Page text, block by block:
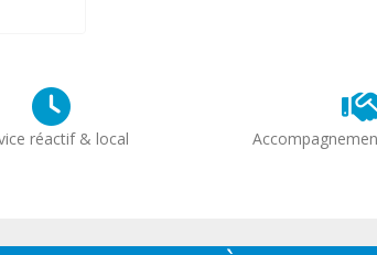
réactif & local